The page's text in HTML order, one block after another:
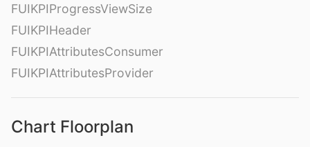
FUIKPIProgressViewSize
FUIKPIHeader
FUIKPIAttributesConsumer
FUIKPIAttributesProvider
Chart Floorplan